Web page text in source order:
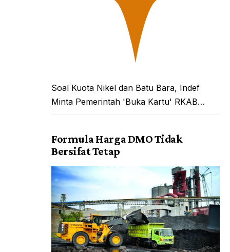
Soal Kuota Nikel dan Batu Bara, Indef
Minta Pemerintah 'Buka Kartu' RKAB…
Formula Harga DMO Tidak
Bersifat Tetap